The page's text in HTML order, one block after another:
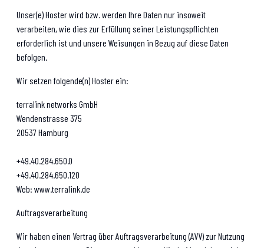
Unser(e) Hoster wird bzw. werden Ihre Daten nur insoweit
verarbeiten, wie dies zur Erfüllung seiner Leistungspflichten
erforderlich ist und unsere Weisungen in Bezug auf diese Daten
befolgen.
Wir setzen folgende(n) Hoster ein:
terralink networks GmbH
Wendenstrasse 375
20537 Hamburg
+49.40.284.650.0
+49.40.284.650.120
Web: www.terralink.de
Auftragsverarbeitung
Wir haben einen Vertrag über Auftragsverarbeitung (AVV) zur Nutzung